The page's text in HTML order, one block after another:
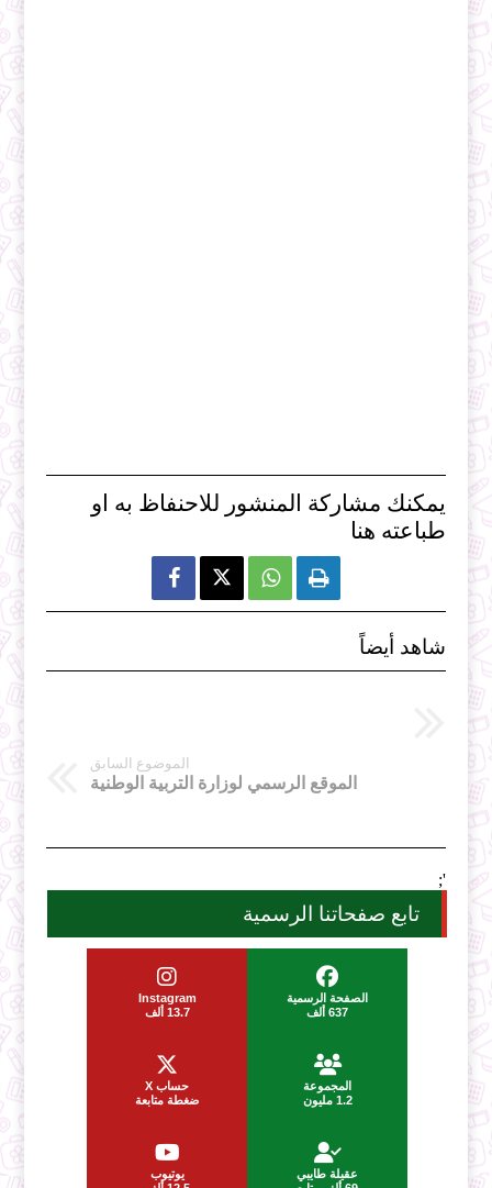
يمكنك مشاركة المنشور للاحنفاظ به او
طباعته هنا
  
شاهد أيضاً
الموضوع السابق
الموقع الرسمي لوزارة التربية الوطنية
';
تابع صفحاتنا الرسمية
الصفحة الرسمية
637 ألف
Instagram
13.7 ألف
المجموعة
1.2 مليون
حساب X
ضغطة متابعة
عقيلة طايبي
يوتيوب